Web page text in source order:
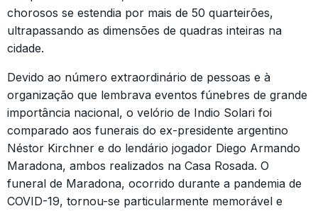
chorosos se estendia por mais de 50 quarteirões,
ultrapassando as dimensões de quadras inteiras na
cidade.
Devido ao número extraordinário de pessoas e à
organização que lembrava eventos fúnebres de grande
importância nacional, o velório de Indio Solari foi
comparado aos funerais do ex-presidente argentino
Néstor Kirchner e do lendário jogador Diego Armando
Maradona, ambos realizados na Casa Rosada. O
funeral de Maradona, ocorrido durante a pandemia de
COVID-19, tornou-se particularmente memorável e